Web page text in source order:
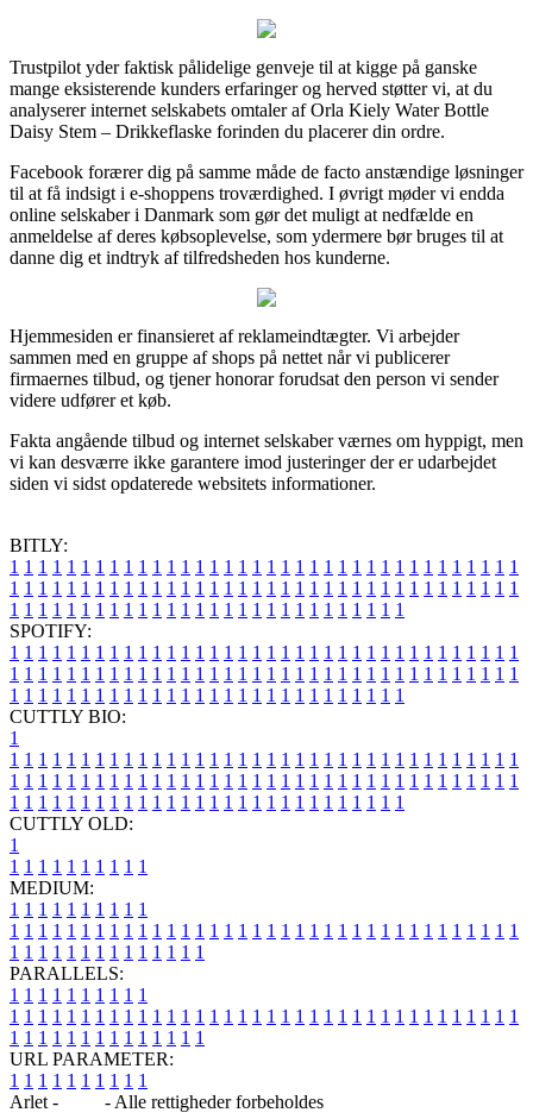
Trustpilot yder faktisk pålidelige genveje til at kigge på ganske
mange eksisterende kunders erfaringer og herved støtter vi, at du
analyserer internet selskabets omtaler af Orla Kiely Water Bottle
Daisy Stem – Drikkeflaske forinden du placerer din ordre.
Facebook forærer dig på samme måde de facto anstændige løsninger
til at få indsigt i e-shoppens troværdighed. I øvrigt møder vi endda
online selskaber i Danmark som gør det muligt at nedfælde en
anmeldelse af deres købsoplevelse, som ydermere bør bruges til at
danne dig et indtryk af tilfredsheden hos kunderne.
Hjemmesiden er finansieret af reklameindtægter. Vi arbejder
sammen med en gruppe af shops på nettet når vi publicerer
firmaernes tilbud, og tjener honorar forudsat den person vi sender
videre udfører et køb.
Fakta angående tilbud og internet selskaber værnes om hyppigt, men
vi kan desværre ikke garantere imod justeringer der er udarbejdet
siden vi sidst opdaterede websitets informationer.
BITLY:
1 1 1 1 1 1 1 1 1 1 1 1 1 1 1 1 1 1 1 1 1 1 1 1 1 1 1 1 1 1 1 1 1 1 1 1
1 1 1 1 1 1 1 1 1 1 1 1 1 1 1 1 1 1 1 1 1 1 1 1 1 1 1 1 1 1 1 1 1 1 1 1
1 1 1 1 1 1 1 1 1 1 1 1 1 1 1 1 1 1 1 1 1 1 1 1 1 1 1 1
SPOTIFY:
1 1 1 1 1 1 1 1 1 1 1 1 1 1 1 1 1 1 1 1 1 1 1 1 1 1 1 1 1 1 1 1 1 1 1 1
1 1 1 1 1 1 1 1 1 1 1 1 1 1 1 1 1 1 1 1 1 1 1 1 1 1 1 1 1 1 1 1 1 1 1 1
1 1 1 1 1 1 1 1 1 1 1 1 1 1 1 1 1 1 1 1 1 1 1 1 1 1 1 1
CUTTLY BIO:
1
1 1 1 1 1 1 1 1 1 1 1 1 1 1 1 1 1 1 1 1 1 1 1 1 1 1 1 1 1 1 1 1 1 1 1 1
1 1 1 1 1 1 1 1 1 1 1 1 1 1 1 1 1 1 1 1 1 1 1 1 1 1 1 1 1 1 1 1 1 1 1 1
1 1 1 1 1 1 1 1 1 1 1 1 1 1 1 1 1 1 1 1 1 1 1 1 1 1 1 1
CUTTLY OLD:
1
1 1 1 1 1 1 1 1 1 1
MEDIUM:
1 1 1 1 1 1 1 1 1 1
1 1 1 1 1 1 1 1 1 1 1 1 1 1 1 1 1 1 1 1 1 1 1 1 1 1 1 1 1 1 1 1 1 1 1 1
1 1 1 1 1 1 1 1 1 1 1 1 1 1
PARALLELS:
1 1 1 1 1 1 1 1 1 1
1 1 1 1 1 1 1 1 1 1 1 1 1 1 1 1 1 1 1 1 1 1 1 1 1 1 1 1 1 1 1 1 1 1 1 1
1 1 1 1 1 1 1 1 1 1 1 1 1 1
URL PARAMETER:
1 1 1 1 1 1 1 1 1 1
Arlet -
- Alle rettigheder forbeholdes